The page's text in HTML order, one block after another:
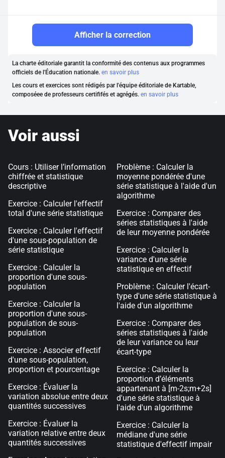
Afficher la correction
La charte éditoriale garantit la conformité des contenus aux programmes
officiels de l'Éducation nationale. en savoir plus
Les cours et exercices sont rédigés par l'équipe éditoriale de Kartable,
composéee de professeurs certififés et agrégés. en savoir plus
Voir aussi
Cours : Utiliser l’information
chiffrée et statistique
descriptive
Exercice : Calculer l'effectif
total d'une série statistique
Exercice : Calculer l'effectif
d'une sous-population de
série statistique
Exercice : Calculer la
proportion d'une sous-
population
Exercice : Calculer la
proportion d'une sous-
population de sous-
population
Exercice : Associer effectif
d'une sous-population,
proportion et pourcentage
Exercice : Évaluer la
variation absolue entre deux
quantités successives
Exercice : Évaluer la
variation relative entre deux
quantités successives
Problème : Calculer la
moyenne pondérée d'une
série statistique à l'aide d'un
algorithme
Exercice : Comparer des
séries statistiques à l'aide
de leur moyenne pondérée
Exercice : Calculer la
variance d'une série
statistique en effectif
Problème : Calculer l'écart-
type d'une série statistique à
l'aide d'un algorithme
Exercice : Comparer des
séries statistiques à l'aide
de leur variance ou leur
écart-type
Exercice : Calculer la
proportion d’éléments
appartenant à [m-2s;m+2s]
d'une série statistique à
l'aide d'un algorithme
Exercice : Calculer la
médiane d'une série
statistique d'effectif impair